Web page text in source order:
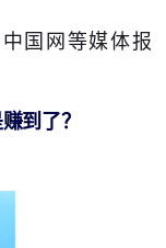
国网等媒体报
到了？